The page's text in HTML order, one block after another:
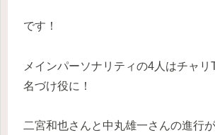
です！
メインパーソナリティの4人はチャ
名づけ役に！
二宮和也さんと中丸雄一さんの進行